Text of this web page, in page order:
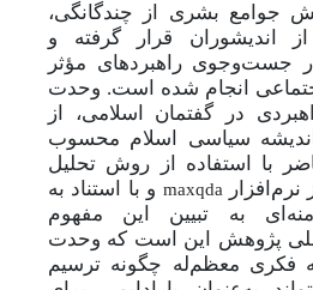
جوامع بشری از چندگانگی،
اندیشوران قرار گرفته و
جست‌وجوی راهبردهای مؤثر
انجام شده است. وحدت
در گفتمان اسلامی، از
سیاسی اسلام محسوب
با استفاده از روش تحلیل
نرم‌افزارmaxqda و با استناد به
به تبیین این مفهوم
پژوهش این است که وحدت
فکری معظم‌له چگونه ترسیم